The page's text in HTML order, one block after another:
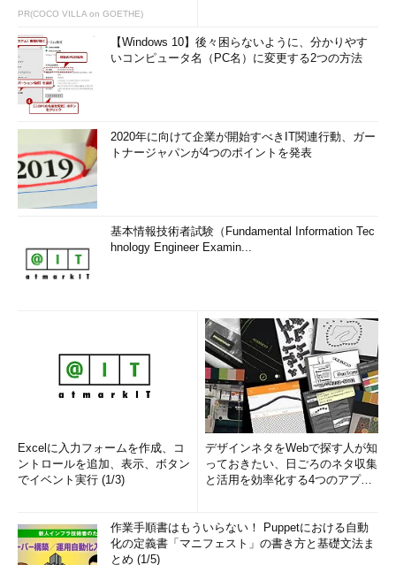
PR(COCO VILLA on GOETHE)
【Windows 10】後々困らないように、分かりやす
いコンピュータ名（PC名）に変更する2つの方法
2020年に向けて企業が開始すべきIT関連行動、ガー
トナージャパンが4つのポイントを発表
基本情報技術者試験（Fundamental Information Tec
hnology Engineer Examin...
Excelに入力フォームを作成、コ
ントロールを追加、表示、ボタン
でイベント実行 (1/3)
デザインネタをWebで探す人が知
っておきたい、日ごろのネタ収集
と活用を効率化する4つのアプリ
作業手順書はもういらない！ Puppetにおける自動
化の定義書「マニフェスト」の書き方と基礎文法ま
とめ (1/5)